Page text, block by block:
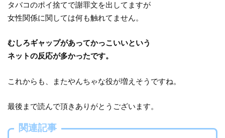
タバコのポイ捨てで謝罪文を出してますが
女性関係に関しては何も触れてません。
むしろギャップがあってかっこいいという
ネットの反応が多かったです。
これからも、またやんちゃな役が増えそうですね。
最後まで読んで頂きありがとうございます。
関連記事